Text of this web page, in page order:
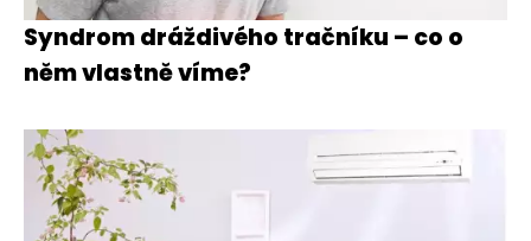
Syndrom dráždivého tračníku – co o
něm vlastně víme?